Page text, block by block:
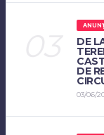
DE
DE
03/06/